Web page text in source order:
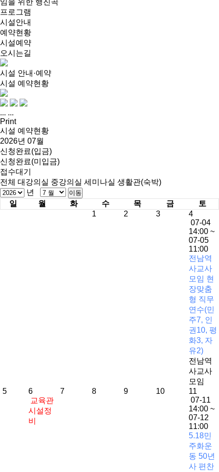
임을 위한 행진곡
프로그램
시설안내
예약현황
시설예약
오시는길
시설 안내·예약
시설 예약현황
... ...
Print
시설 예약현황
2026년 07월
신청완료(입금)
신청완료(미입금)
접수대기
전체 대강의실 중강의실 세미나실 생활관(숙박)
년
일
월 화 수 목 금
토
1
2 3
4
07-04
14:00 ~
07-05
11:00
전남역
사교사
모임 현
장맞춤
형 직무
연수(민
주7, 인
권10, 평
화3, 자
유2)
전남역
사교사
모임
5
6
교육관
시설정
비
7 8 9 10
11
07-11
14:00 ~
07-12
11:00
5.18민
주화운
동 50년
사 편찬